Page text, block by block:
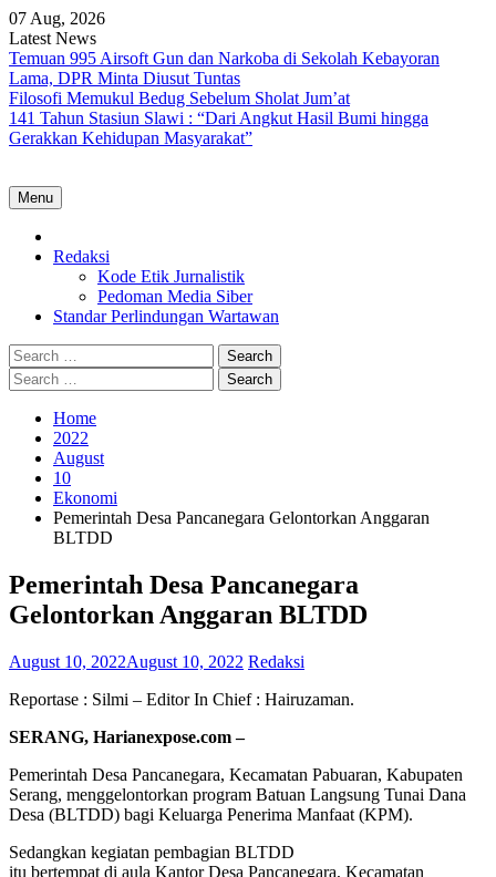
Skip
to
content
07 Aug, 2026
Latest News
Temuan 995 Airsoft Gun dan Narkoba di Sekolah Kebayoran
Lama, DPR Minta Diusut Tuntas
Filosofi Memukul Bedug Sebelum Sholat Jum’at
141 Tahun Stasiun Slawi : “Dari Angkut Hasil Bumi hingga
Gerakkan Kehidupan Masyarakat”
Menu
Redaksi
Kode Etik Jurnalistik
Pedoman Media Siber
Standar Perlindungan Wartawan
Search
for:
Search
for:
Home
2022
August
10
Ekonomi
Pemerintah Desa Pancanegara Gelontorkan Anggaran
BLTDD
Pemerintah Desa Pancanegara
Gelontorkan Anggaran BLTDD
August 10, 2022August 10, 2022 Redaksi
Reportase : Silmi – Editor In Chief : Hairuzaman.
SERANG, Harianexpose.com –
Pemerintah Desa Pancanegara, Kecamatan Pabuaran, Kabupaten
Serang, menggelontorkan program Batuan Langsung Tunai Dana
Desa (BLTDD) bagi Keluarga Penerima Manfaat (KPM).
Sedangkan kegiatan pembagian BLTDD
itu bertempat di aula Kantor Desa Pancanegara, Kecamatan